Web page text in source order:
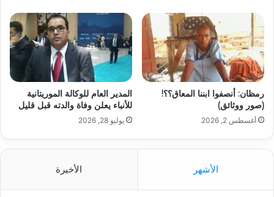
رمظان: أنصفوا ابننا المعاق؟؟!
(صور ووثائق)
أغسطس 2, 2026
المدير العام للوكالة الموريتانية
للأنباء يعلن وفاة والدته قبل قليل
يوليو 28, 2026
الأشهر الأخيرة